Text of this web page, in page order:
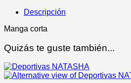
Descripción
Manga corta
Quizás te guste también...